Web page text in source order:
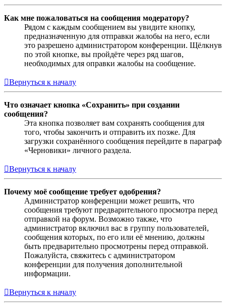
Как мне пожаловаться на сообщения модератору?
Рядом с каждым сообщением вы увидите кнопку,
предназначенную для отправки жалобы на него, если
это разрешено администратором конференции. Щёлкнув
по этой кнопке, вы пройдёте через ряд шагов,
необходимых для оправки жалобы на сообщение.
Вернуться к началу
Что означает кнопка «Сохранить» при создании
сообщения?
Эта кнопка позволяет вам сохранять сообщения для
того, чтобы закончить и отправить их позже. Для
загрузки сохранённого сообщения перейдите в параграф
«Черновики» личного раздела.
Вернуться к началу
Почему моё сообщение требует одобрения?
Администратор конференции может решить, что
сообщения требуют предварительного просмотра перед
отправкой на форум. Возможно также, что
администратор включил вас в группу пользователей,
сообщения которых, по его или её мнению, должны
быть предварительно просмотрены перед отправкой.
Пожалуйста, свяжитесь с администратором
конференции для получения дополнительной
информации.
Вернуться к началу